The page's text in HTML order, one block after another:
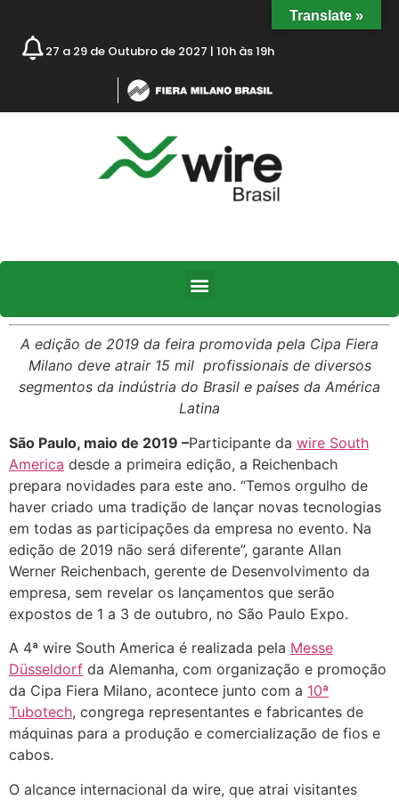
27 a 29 de Outubro de 2027 | 10h às 19h
A edição de 2019 da feira promovida pela Cipa Fiera
Milano deve atrair 15 mil profissionais de diversos
segmentos da indústria do Brasil e países da América
Latina
São Paulo, maio de 2019 –Participante da wire South
America desde a primeira edição, a Reichenbach
prepara novidades para este ano. “Temos orgulho de
haver criado uma tradição de lançar novas tecnologias
em todas as participações da empresa no evento. Na
edição de 2019 não será diferente”, garante Allan
Werner Reichenbach, gerente de Desenvolvimento da
empresa, sem revelar os lançamentos que serão
expostos de 1 a 3 de outubro, no São Paulo Expo.
A 4ª wire South America é realizada pela Messe
Düsseldorf da Alemanha, com organização e promoção
da Cipa Fiera Milano, acontece junto com a 10ª
Tubotech, congrega representantes e fabricantes de
máquinas para a produção e comercialização de fios e
cabos.
O alcance internacional da wire, que atrai visitantes
Translate »